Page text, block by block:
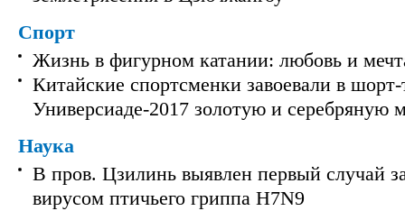
Спорт
Жизнь в фигурном катании: любовь и
Китайские спортсменки завоевали в шорт-
Универсиаде-2017 золотую и серебряную
Наука
В пров. Цзилинь выявлен первый случай
вирусом птичьего гриппа H7N9